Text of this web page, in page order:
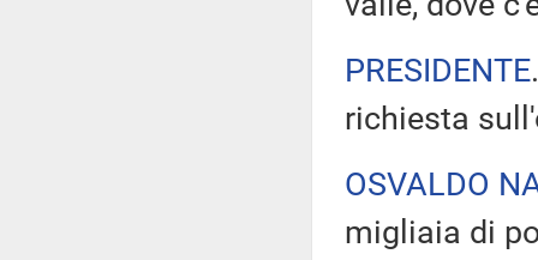
PRESIDENTE
richiesta
OSVALDO
migliaia di